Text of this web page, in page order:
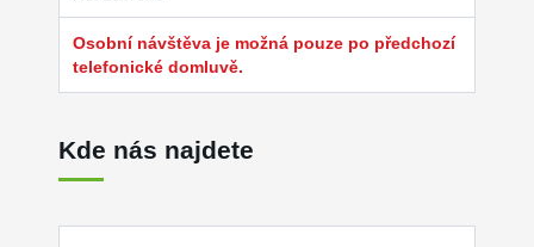
Osobní návštěva je možná pouze po předchozí
telefonické domluvě.
Kde nás najdete